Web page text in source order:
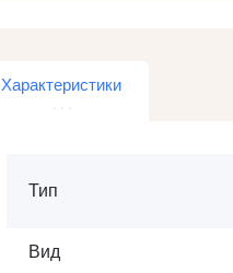
Характеристики
Тип
Вид